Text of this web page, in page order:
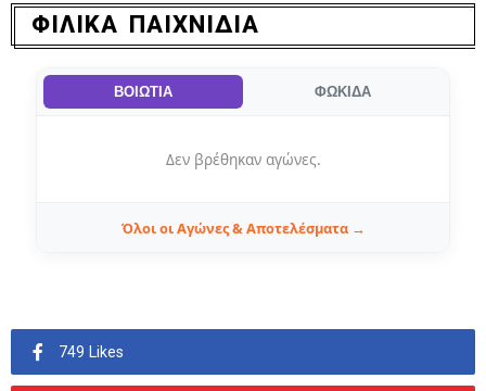
ΦΙΛΙΚΑ ΠΑΙΧΝΙΔΙΑ
ΒΟΙΩΤΙΑ ΦΩΚΙΔΑ
Δεν βρέθηκαν αγώνες.
Όλοι οι Αγώνες & Αποτελέσματα →
749 Likes